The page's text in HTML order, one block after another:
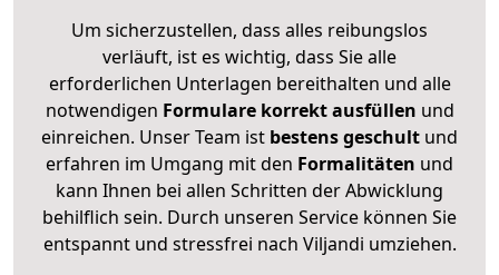
Um sicherzustellen, dass alles reibungslos
verläuft, ist es wichtig, dass Sie alle
erforderlichen Unterlagen bereithalten und alle
notwendigen Formulare korrekt ausfüllen und
einreichen. Unser Team ist bestens geschult und
erfahren im Umgang mit den Formalitäten und
kann Ihnen bei allen Schritten der Abwicklung
behilflich sein. Durch unseren Service können Sie
entspannt und stressfrei nach Viljandi umziehen.